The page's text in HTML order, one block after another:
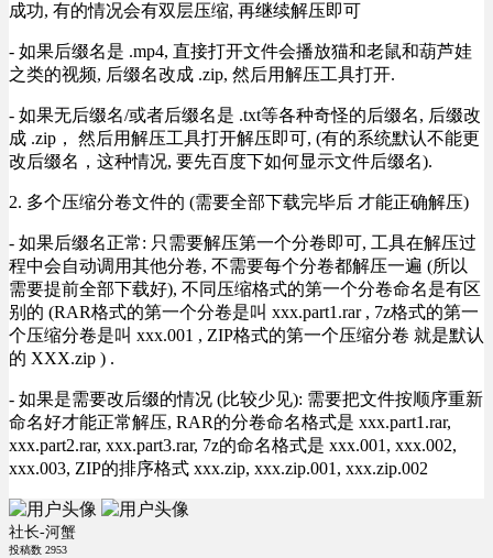
成功, 有的情况会有双层压缩, 再继续解压即可
- 如果后缀名是 .mp4, 直接打开文件会播放猫和老鼠和葫芦娃
之类的视频, 后缀名改成 .zip, 然后用解压工具打开.
- 如果无后缀名/或者后缀名是 .txt等各种奇怪的后缀名, 后缀改
成 .zip， 然后用解压工具打开解压即可, (有的系统默认不能更
改后缀名，这种情况, 要先百度下如何显示文件后缀名).
2. 多个压缩分卷文件的 (需要全部下载完毕后 才能正确解压)
- 如果后缀名正常: 只需要解压第一个分卷即可, 工具在解压过
程中会自动调用其他分卷, 不需要每个分卷都解压一遍 (所以
需要提前全部下载好), 不同压缩格式的第一个分卷命名是有区
别的 (RAR格式的第一个分卷是叫 xxx.part1.rar , 7z格式的第一
个压缩分卷是叫 xxx.001 , ZIP格式的第一个压缩分卷 就是默认
的 XXX.zip ) .
- 如果是需要改后缀的情况 (比较少见): 需要把文件按顺序重新
命名好才能正常解压, RAR的分卷命名格式是 xxx.part1.rar,
xxx.part2.rar, xxx.part3.rar, 7z的命名格式是 xxx.001, xxx.002,
xxx.003, ZIP的排序格式 xxx.zip, xxx.zip.001, xxx.zip.002
社长-河蟹
投稿数 2953